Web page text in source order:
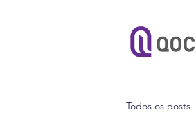
Todos os posts